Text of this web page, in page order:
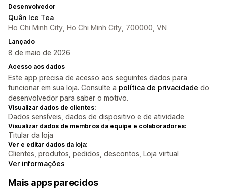
Desenvolvedor
Quân Ice Tea
Ho Chi Minh City, Ho Chi Minh City, 700000, VN
Lançado
8 de maio de 2026
Acesso aos dados
Este app precisa de acesso aos seguintes dados para
funcionar em sua loja. Consulte a política de privacidade do
desenvolvedor para saber o motivo.
Visualizar dados de clientes:
Dados sensíveis, dados de dispositivo e de atividade
Visualizar dados de membros da equipe e colaboradores:
Titular da loja
Ver e editar dados da loja:
Clientes, produtos, pedidos, descontos, Loja virtual
Ver informações
Mais apps parecidos